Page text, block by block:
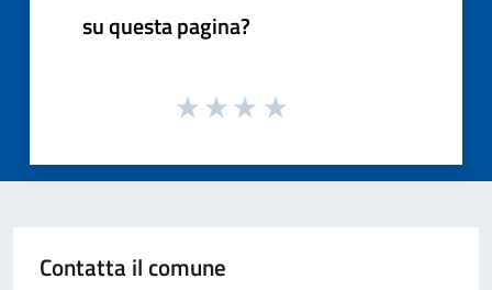
su questa pagina?
Contatta il comune